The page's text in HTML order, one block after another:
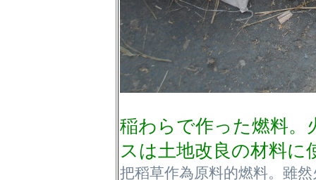
稲わらで作った燃料。
スは土地改良の材料に
把稻草作為原料的燃料。雖